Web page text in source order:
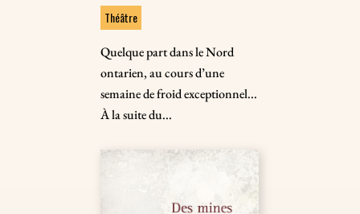
Théâtre
Quelque part dans le Nord
ontarien, au cours d’une
semaine de froid exceptionnel...
À la suite du...